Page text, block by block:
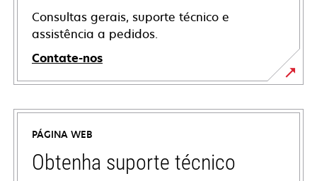
Consultas gerais, suporte técnico e
assistência a pedidos.
Contate-nos
PÁGINA WEB
Obtenha suporte técnico